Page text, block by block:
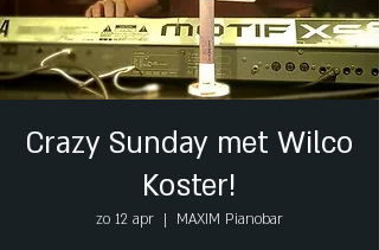
Crazy Sunday met Wilco
Koster!
zo 12 apr
  |
MAXIM Pianobar